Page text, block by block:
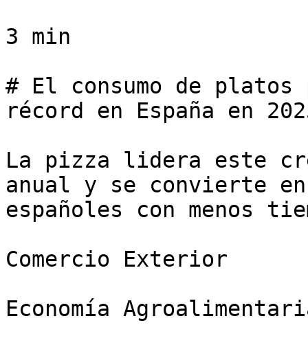
3 min
# El consumo de platos
récord en España en
La pizza lidera este
anual y se convierte
españoles con menos
Comercio Exterior
Economía